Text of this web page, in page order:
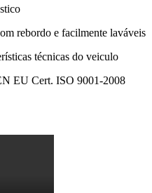
rebordo e facilmente laváveis
técnicas do veiculo
EU Cert. ISO 9001-2008